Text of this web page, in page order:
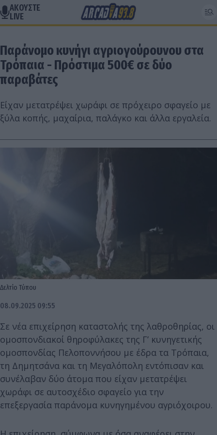
ΑΚΟΥΣΤΕ
LIVE
Παράνομο κυνήγι αγριογούρουνου στα
Τρόπαια - Πρόστιμα 500€ σε δύο
παραβάτες
Είχαν μετατρέψει χωράφι σε πρόχειρο σφαγείο με
ξύλα κοπής, μαχαίρια, παλάγκο και άλλα εργαλεία.
Δελτίο Τύπου
08.09.2025 09:55
Σε νέα επιχείρηση καταστολής της λαθροθηρίας, οι
ομοσπονδιακοί θηροφύλακες της Γ’ κυνηγετικής
ομοσπονδίας Πελοποννήσου με έδρα τα Τρόπαια,
τη Δημητσάνα και τη Μεγαλόπολη εντόπισαν και
συνέλαβαν δύο άτομα που είχαν μετατρέψει
χωράφι σε αυτοσχέδιο σφαγείο για την
επεξεργασία παράνομα κυνηγημένου αγριόχοιρου.